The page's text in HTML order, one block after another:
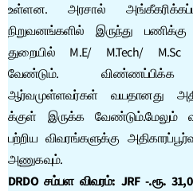
உள்ளன. அரசால்
நிறுவனங்களில் இருந்து பணிக்கு
துறையில் M.E/ M.Tech/ M.Sc
வேண்டும். விண்ணப்பிக்க
ஆர்வமுள்ளவர்கள் வயதானது
க்குள் இருக்க வேண்டும்.மேலும்
பற்றிய விவரங்களுக்கு
அணுகவும்.
DRDO சம்பள விவரம்: JRF -.ரூ.